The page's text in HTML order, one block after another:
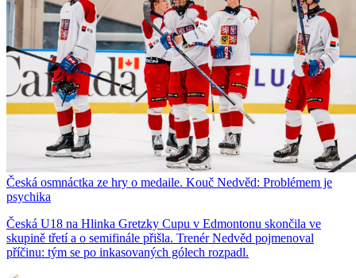
Česká osmnáctka ze hry o medaile. Kouč Nedvěd: Problémem je
psychika
Česká U18 na Hlinka Gretzky Cupu v Edmontonu skončila ve
skupině třetí a o semifinále přišla. Trenér Nedvěd pojmenoval
příčinu: tým se po inkasovaných gólech rozpadl.